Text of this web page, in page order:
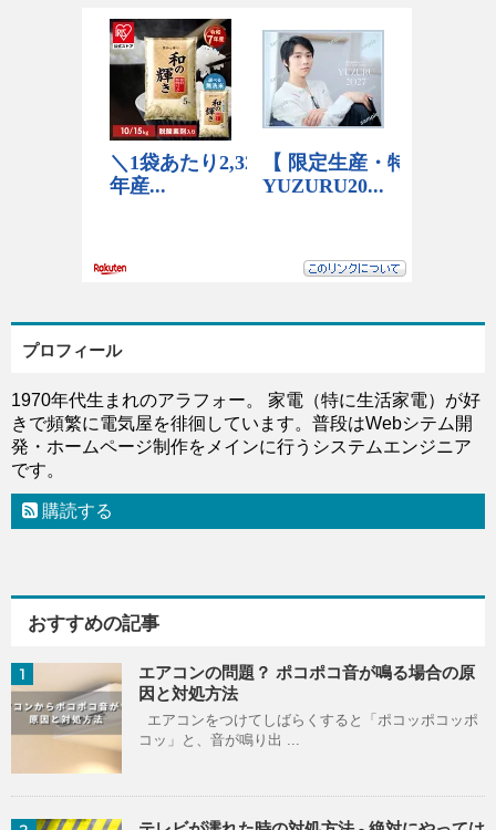
プロフィール
1970年代生まれのアラフォー。 家電（特に生活家電）が好
きで頻繁に電気屋を徘徊しています。普段はWebシテム開
発・ホームページ制作をメインに行うシステムエンジニア
です。
購読する
おすすめの記事
1
エアコンの問題？ ポコポコ音が鳴る場合の原
因と対処方法
エアコンをつけてしばらくすると「ポコッポコッポ
コッ」と、音が鳴り出 ...